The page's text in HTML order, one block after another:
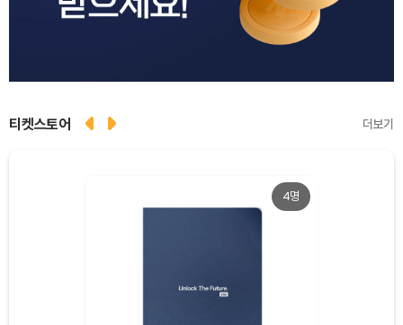
티켓스토어 더보기
4명